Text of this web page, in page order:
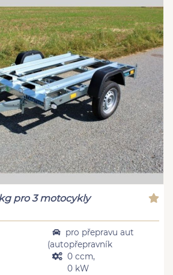
pro 3 motocykly
pro přepravu aut
(autopřepravník
0 ccm,
0 kW